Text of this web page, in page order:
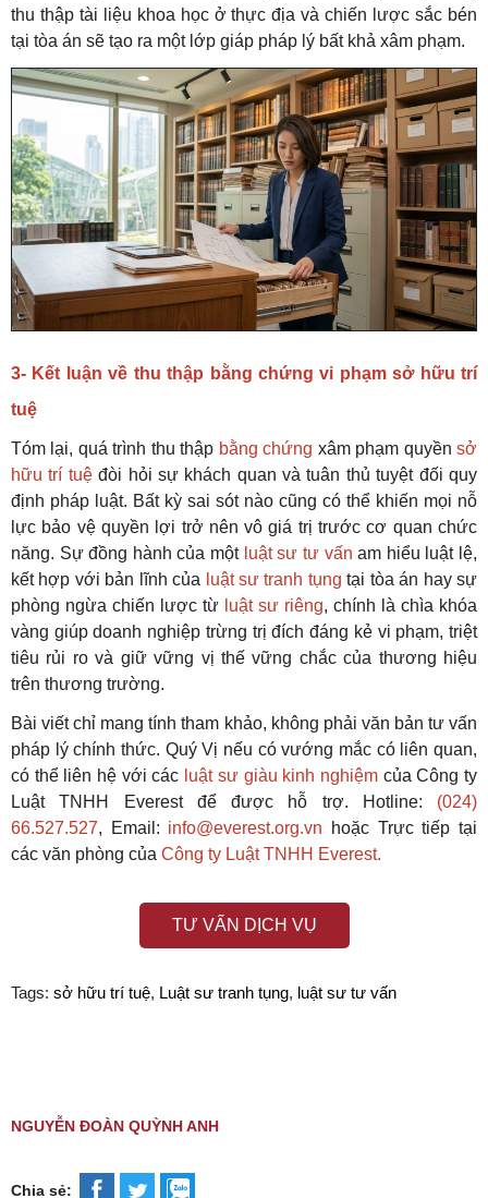
thu thập tài liệu khoa học ở thực địa và chiến lược sắc bén
tại tòa án sẽ tạo ra một lớp giáp pháp lý bất khả xâm phạm.
3- Kết luận về thu thập bằng chứng vi phạm sở hữu trí
tuệ
Tóm lại, quá trình thu thập bằng chứng xâm phạm quyềnsở
hữu trí tuệđòi hỏi sự khách quan và tuân thủ tuyệt đối quy
định pháp luật. Bất kỳ sai sót nào cũng có thể khiến mọi nỗ
lực bảo vệ quyền lợi trở nên vô giá trị trước cơ quan chức
năng. Sự đồng hành của một luật sư tư vấn am hiểu luật lệ,
kết hợp với bản lĩnh của
luật sư tranh tụng tại tòa án hay sự
phòng ngừa chiến lược từ luật sư riêng, chính là chìa khóa
vàng giúp doanh nghiệp trừng trị đích đáng kẻ vi phạm, triệt
tiêu rủi ro và giữ vững vị thế vững chắc của thương hiệu
trên thương trường.
Bài viết chỉ mang tính tham khảo, không phải văn bản tư vấn
pháp lý chính thức. Quý Vị nếu có vướng mắc có liên quan,
có thể liên hệ với các luật sư giàu kinh nghiệmcủa Công ty
Luật TNHH Everest để được hỗ trợ. Hotline: (024)
66.527.527, Email: info@everest.org.vn hoặc Trực tiếp tại
các văn phòng của Công ty Luật TNHH Everest.
TƯ VẤN DỊCH VỤ
Tags: sở hữu trí tuệ, Luật sư tranh tụng, luật sư tư vấn
NGUYỄN ĐOÀN QUỲNH ANH
Chia sẻ: